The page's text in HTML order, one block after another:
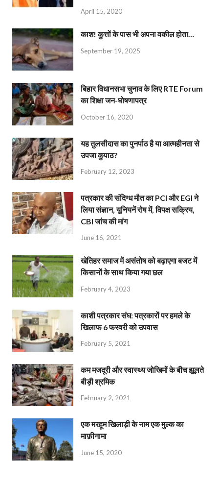
April 15, 2020
काश! कुत्तों के पास भी अपना वकील होता…
September 19, 2025
बिहार विधानसभा चुनाव के लिए RTE Forum
का शिक्षा जन-घोषणापत्र
October 16, 2020
यह तुलसीदास का पुनर्पाठ है या आत्महीनता से
उपजा कुपाठ?
February 12, 2023
पत्रकार की संदिग्ध मौत का PCI और EGI ने
लिया संज्ञान, यूनियनें रोष में, विपक्ष सक्रिय,
CBI जांच की मांग
June 16, 2021
खेतिहर समाज में असंतोष को बढ़ाएगा बजट में
किसानों के साथ किया गया छल
February 4, 2023
काशी पत्रकार संघ: पत्रकारों पर हमले के
खिलाफ 6 फरवरी को उपवास
February 5, 2021
कम मजदूरी और स्वास्थ्य जोखिमों के बीच झूलते
बीड़ी श्रमिक
February 2, 2021
एक मरहूम खिलाड़ी के नाम एक मुल्क का
माफ़ीनामा
June 15, 2020